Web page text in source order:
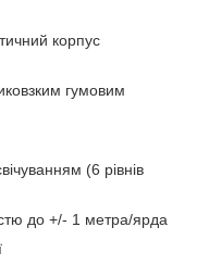
корпус
гумовим
(6 рівнів
до +/- 1 метра/ярда